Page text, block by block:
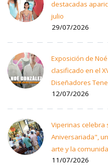
destacadas
julio
29/07/2026
Exposición de
clasificado en el
Diseñadores
12/07/2026
Viperinas celebra
Aniversariada",
arte y la
11/07/2026